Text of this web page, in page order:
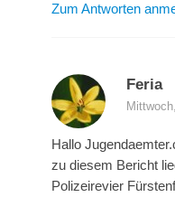
Zum Antworten
Feria
Hallo
zu diesem Bericht
Polizeirevier